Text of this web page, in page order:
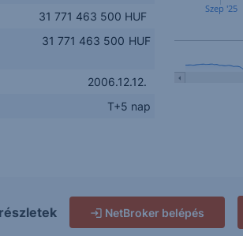
31 771 463 500 HUF
31 771 463 500 HUF
2006.12.12.
T+5 nap
Szep '25
NetBroker belépés